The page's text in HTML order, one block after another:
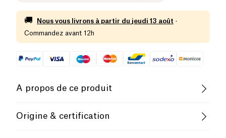
🚚 Nous vous livrons à partir du jeudi 13 août ·
Commandez avant 12h
A propos de ce produit
éponges multi-usages et surface délicate éco-
Origine & certification